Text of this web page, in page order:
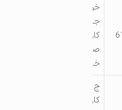
خوزستان ـ شوشتر ـ
جاده کشت وصنعت
کارون ـ شهرک
خیابان صنعت 10
ج کشت وصنعت
کارنون شهرک